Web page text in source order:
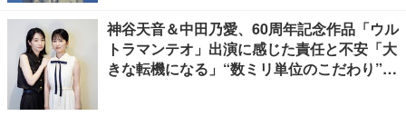
神谷天音＆中田乃愛、60周年記念作品「ウル
トラマンテオ」出演に感じた責任と不安「大
きな転機になる」“数ミリ単位のこだわり”特